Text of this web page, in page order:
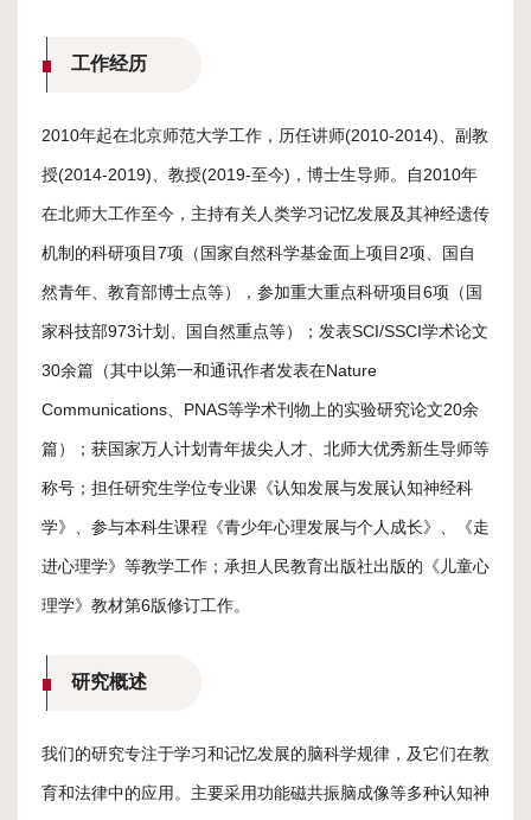
工作经历
2010年起在北京师范大学工作，历任讲师(2010-2014)、副教
授(2014-2019)、教授(2019-至今)，博士生导师。自2010年
在北师大工作至今，主持有关人类学习记忆发展及其神经遗传
机制的科研项目7项（国家自然科学基金面上项目2项、国自
然青年、教育部博士点等），参加重大重点科研项目6项（国
家科技部973计划、国自然重点等）；发表SCI/SSCI学术论文
30余篇（其中以第一和通讯作者发表在Nature
Communications、PNAS等学术刊物上的实验研究论文20余
篇）；获国家万人计划青年拔尖人才、北师大优秀新生导师等
称号；担任研究生学位专业课《认知发展与发展认知神经科
学》、参与本科生课程《青少年心理发展与个人成长》、《走
进心理学》等教学工作；承担人民教育出版社出版的《儿童心
理学》教材第6版修订工作。
研究概述
我们的研究专注于学习和记忆发展的脑科学规律，及它们在教
育和法律中的应用。主要采用功能磁共振脑成像等多种认知神